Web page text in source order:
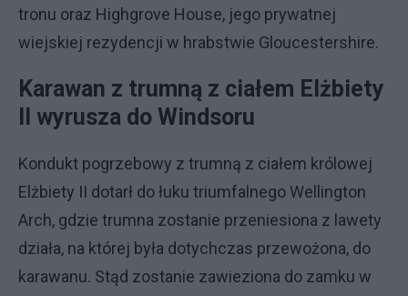
tronu oraz Highgrove House, jego prywatnej
wiejskiej rezydencji w hrabstwie Gloucestershire.
Karawan z trumną z ciałem Elżbiety
II wyrusza do Windsoru
Kondukt pogrzebowy z trumną z ciałem królowej
Elżbiety II dotarł do łuku triumfalnego Wellington
Arch, gdzie trumna zostanie przeniesiona z lawety
działa, na której była dotychczas przewożona, do
karawanu. Stąd zostanie zawieziona do zamku w